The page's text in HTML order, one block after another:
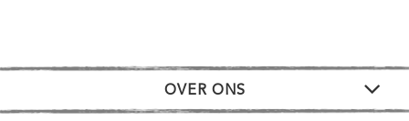
OVER ONS